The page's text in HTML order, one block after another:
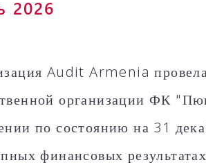
2026
Audit Armenia
организации ФК
по состоянию на 31
финансовых